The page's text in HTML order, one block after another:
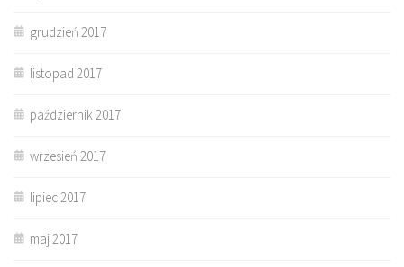
grudzień 2017
listopad 2017
październik 2017
wrzesień 2017
lipiec 2017
maj 2017